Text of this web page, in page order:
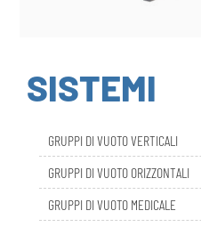
SISTEMI
GRUPPI DI VUOTO ORIZZONTALI
GRUPPI DI VUOTO MEDICALE
GRUPPI PER ALTO VUOTO